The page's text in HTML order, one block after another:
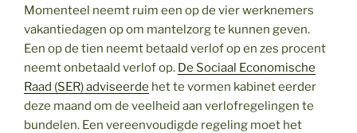
Momenteel neemt ruim een op de vier werknemers
vakantiedagen op om mantelzorg te kunnen geven.
Een op de tien neemt betaald verlof op en zes procent
neemt onbetaald verlof op. De Sociaal Economische
Raad (SER) adviseerde het te vormen kabinet eerder
deze maand om de veelheid aan verlofregelingen te
bundelen. Een vereenvoudigde regeling moet het